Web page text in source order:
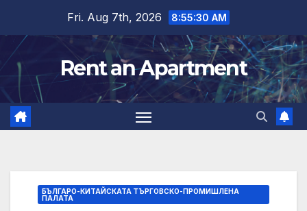
content
Fri. Aug 7th, 2026 8:55:31 AM
Rent an Apartment
БЪЛГАРО-КИТАЙСКАТА ТЪРГОВСКО-ПРОМИШЛЕНА
ПАЛАТА